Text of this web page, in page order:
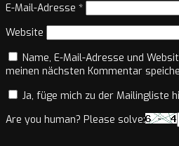
E-Mail-Adresse *
Website
Name, E-Mail-Adresse und
meinen nächsten Kommentar
Ja, füge mich zu der Mailingliste
Are you human? Please solve: